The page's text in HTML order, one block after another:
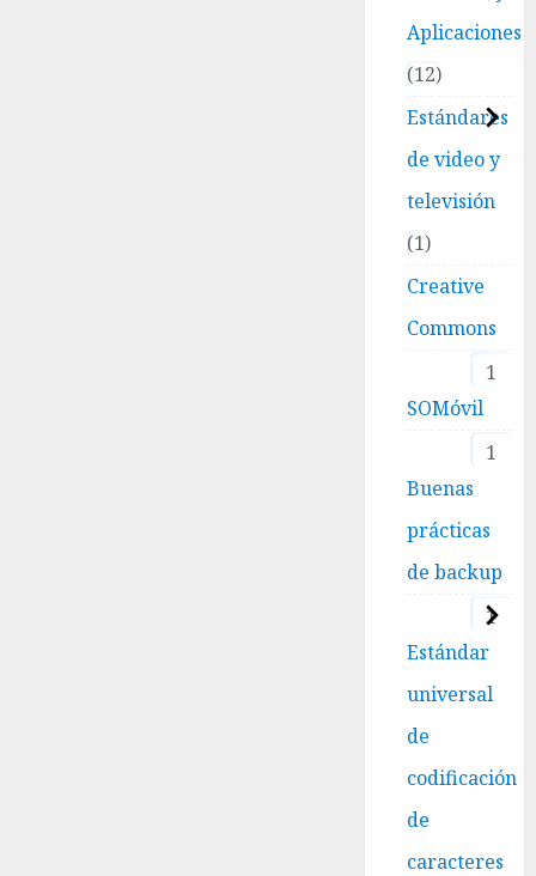
Aplicaciones
12
Estándares
de video y
televisión
1
Creative
Commons
1
SOMóvil
1
Buenas
prácticas
de backup
1
Estándar
universal
de
codificación
de
caracteres